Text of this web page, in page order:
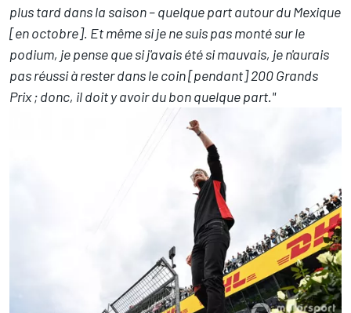
plus tard dans la saison – quelque part autour du Mexique
[en octobre]. Et même si je ne suis pas monté sur le
podium, je pense que si j'avais été si mauvais, je n'aurais
pas réussi à rester dans le coin [pendant] 200 Grands
Prix ; donc, il doit y avoir du bon quelque part."